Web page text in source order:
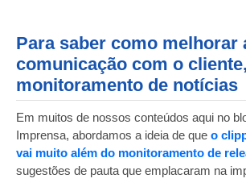
Para saber como melhorar
comunicação com o
monitoramento de notícias
Em muitos de nossos conteúdos aqui no
Imprensa, abordamos a ideia de que o
vai muito além do monitoramento de
sugestões de pauta que emplacaram na